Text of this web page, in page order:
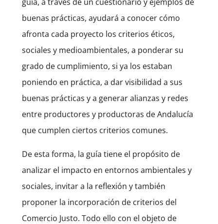
buenas prácticas, ayudará a conocer cómo
afronta cada proyecto los criterios éticos,
sociales y medioambientales, a ponderar su
grado de cumplimiento, si ya los estaban
poniendo en práctica, a dar visibilidad a sus
buenas prácticas y a generar alianzas y redes
entre productores y productoras de Andalucía
que cumplen ciertos criterios comunes.
De esta forma, la guía tiene el propósito de
analizar el impacto en entornos ambientales y
sociales, invitar a la reflexión y también
proponer la incorporación de criterios del
Comercio Justo. Todo ello con el objeto de